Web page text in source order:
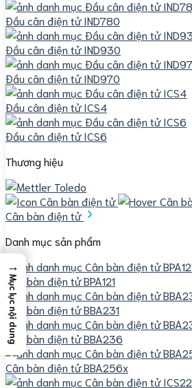
Đầu cân điện tử IND780
Đầu cân điện tử IND930
Đầu cân điện tử IND970
Đầu cân điện tử ICS4
Đầu cân điện tử ICS6
Thương hiệu
Cân bàn điện tử
Danh mục sản phẩm
Cân bàn điện tử BPA121
Cân bàn điện tử BBA231
Cân bàn điện tử BBA236
Cân bàn điện tử BBA256x
→
Mục lục nội dung